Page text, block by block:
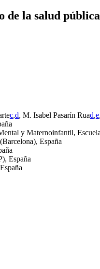
de la salud pública
c,d, M. Isabel Pasarín Ruad,e,
y Maternoinfantil,
España
España